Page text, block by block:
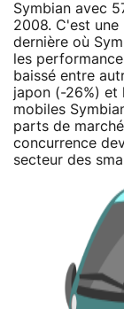
Symbian avec
2008. C'est
dernière où
les
baissé entre
japon (-26%) et
mobiles
parts de
concurrence
secteur des